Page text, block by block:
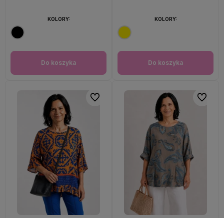
Do koszyka
KOLORY:
Do koszyka
KOLORY:
Do ulubionych Do